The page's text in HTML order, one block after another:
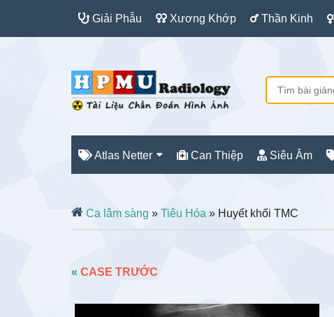
Giải Phẫu Xương Khớp Thần Kinh
Atlas Netter Can Thiệp Siêu Âm
Ca lâm sàng » Tiêu Hóa » Huyết khối TMC
« CASE TRƯỚC